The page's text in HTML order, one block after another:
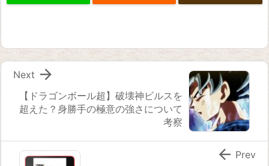
【ドラゴンボール超】破壊神ビルスを
超えた？身勝手の極意の強さについて
考察

Next
 Prev